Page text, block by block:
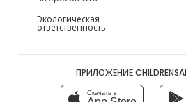
Экологическая
ответственность
ПРИЛОЖЕНИЕ
Скачать в